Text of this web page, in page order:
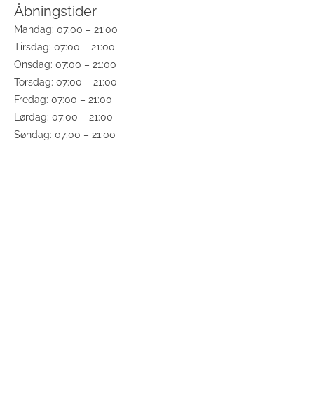
Åbningstider
Mandag: 07:00 – 21:00
Tirsdag: 07:00 – 21:00
Onsdag: 07:00 – 21:00
Torsdag: 07:00 – 21:00
Fredag: 07:00 – 21:00
Lørdag: 07:00 – 21:00
Søndag: 07:00 – 21:00